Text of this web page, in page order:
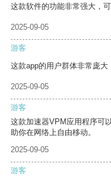
这款软件的功能非常强大，
2025-09-05
游客
这款app的用户群体非常庞大
2025-09-05
游客
这款加速器VPM应用程序可
助你在网络上自由移动。
2025-09-05
游客